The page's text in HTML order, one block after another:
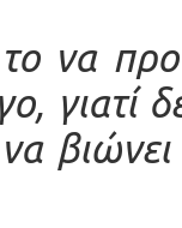
το να
γιατί
να